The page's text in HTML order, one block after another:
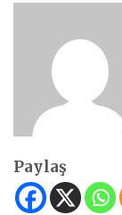
Paylaş